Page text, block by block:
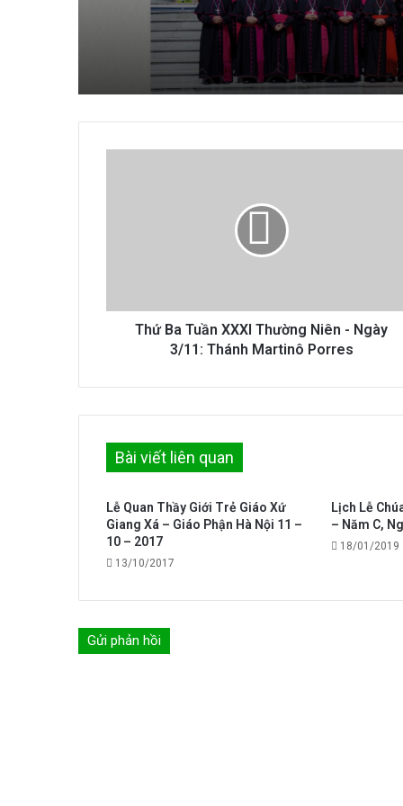
THƯ CHUNG NĂM
HỘI ĐỒNG GIÁM MỤC
NAM VỀ SỨ MẠNG
TIN MỪNG
3/11:
ThánhThứ Ba Tuần XXXI Thường Niên - Ngày
3/11: Thánh Martinô Porres
Bài viết liên quan
Lễ Quan Thầy Giới Trẻ Giáo Xứ
Giang Xá – Giáo Phận Hà Nội 11 –
10 – 2017
13/10/2017
Lịch Lễ
– Năm C,
18/01/2019
Gửi phản hồi